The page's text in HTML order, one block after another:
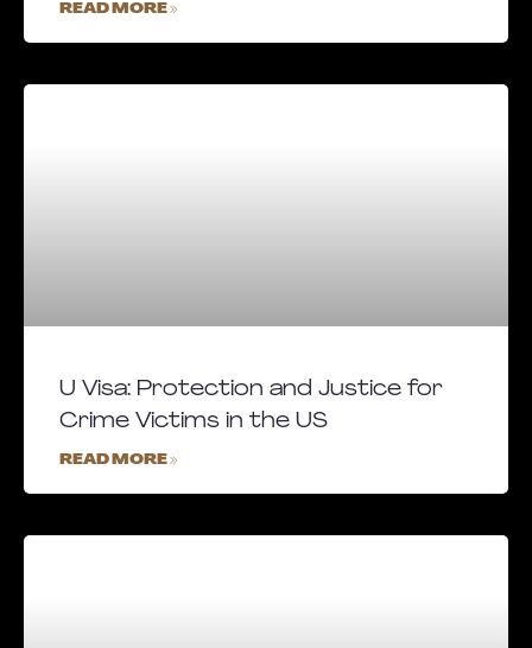
READ MORE »
U Visa: Protection and Justice for
Crime Victims in the US
READ MORE »